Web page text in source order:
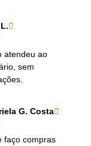
5
atendeu ao
sem
G. Costa
faço compras